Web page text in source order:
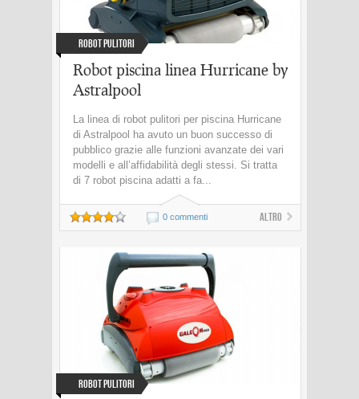
Robot Pulitori
Robot piscina linea Hurricane by
Astralpool
La linea di robot pulitori per piscina Hurricane
di Astralpool ha avuto un buon successo di
pubblico grazie alle funzioni avanzate dei vari
modelli e all’affidabilità degli stessi. Si tratta
di 7 robot piscina adatti a fa...
0 commenti Altro
Robot Pulitori